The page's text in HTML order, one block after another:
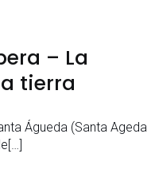
– La
tierra
Águeda (Santa Ageda